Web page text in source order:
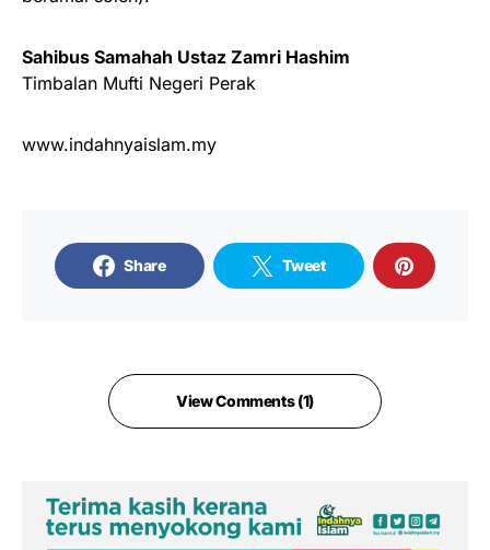
Sahibus Samahah Ustaz Zamri Hashim
Timbalan Mufti Negeri Perak
www.indahnyaislam.my
Share Tweet
View Comments (1)